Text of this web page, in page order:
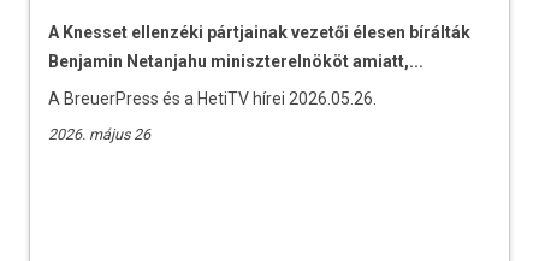
A Knesset ellenzéki pártjainak vezetői élesen bírálták
Benjamin Netanjahu miniszterelnököt amiatt,...
A BreuerPress és a HetiTV hírei 2026.05.26.
2026. május 26